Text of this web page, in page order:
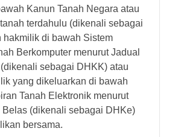
Kanun Tanah Negara atau
terdahulu (dikenali sebagai
hakmilik di bawah Sistem
Berkomputer menurut Jadual
sebagai DHKK) atau
yang dikeluarkan di bawah
Tanah Elektronik menurut
(dikenali sebagai DHKe)
bersama.